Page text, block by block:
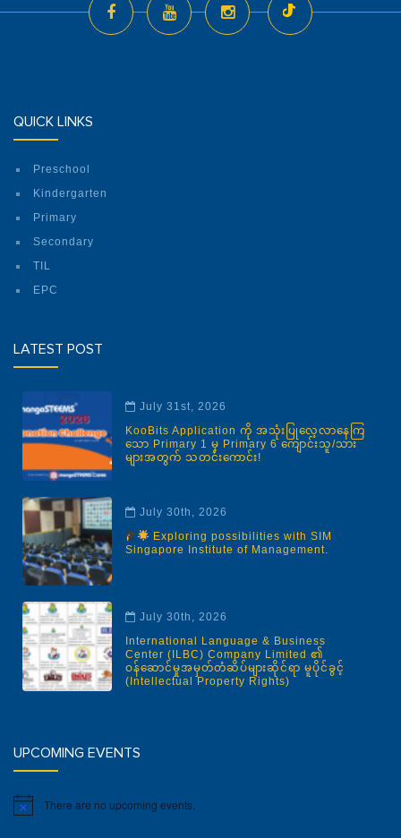
QUICK LINKS
Preschool
Kindergarten
Primary
Secondary
TIL
EPC
LATEST POST
July 31st, 2026
KooBits Application ကို အသုံးပြုလေ့လာနေကြ
သော Primary 1 မှ Primary 6 ကျောင်းသူ/သား
များအတွက် သတင်းကောင်း!
July 30th, 2026
Exploring possibilities with SIM
Singapore Institute of Management.
July 30th, 2026
International Language & Business
Center (ILBC) Company Limited ၏
ဝန်ဆောင်မှုအမှတ်တံဆိပ်များဆိုင်ရာ မူပိုင်ခွင့်
(Intellectual Property Rights)
UPCOMING EVENTS
Notice There are no upcoming events.